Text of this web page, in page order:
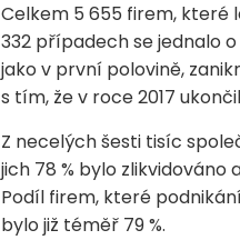
Celkem 5 655 firem, které
332 případech se jednalo
jako v první polovině,
s tím, že v roce 2017
Z necelých šesti tisíc
jich 78 % bylo
Podíl firem, které
bylo již téměř 79 %.